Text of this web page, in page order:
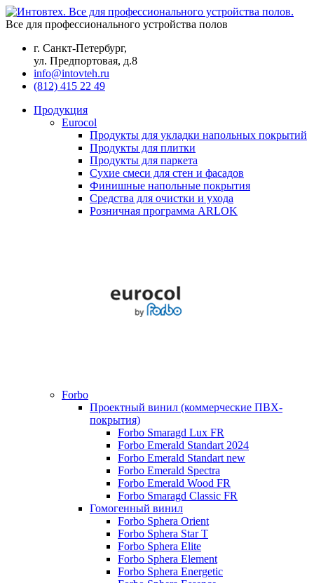
Все для профессионального устройства полов
г. Санкт-Петербург,
ул. Предпортовая, д.8
info@intovteh.ru
(812) 415 22 49
Продукция
Eurocol
Продукты для укладки напольных покрытий
Продукты для плитки
Продукты для паркета
Сухие смеси для стен и фасадов
Финишные напольные покрытия
Средства для очистки и ухода
Розничная программа ARLOK
Forbo
Проектный винил (коммерческие ПВХ-
покрытия)
Forbo Smaragd Lux FR
Forbo Emerald Standart 2024
Forbo Emerald Standart new
Forbo Emerald Spectra
Forbo Emerald Wood FR
Forbo Smaragd Classic FR
Гомогенный винил
Forbo Sphera Orient
Forbo Sphera Star T
Forbo Sphera Elite
Forbo Sphera Element
Forbo Sphera Energetic